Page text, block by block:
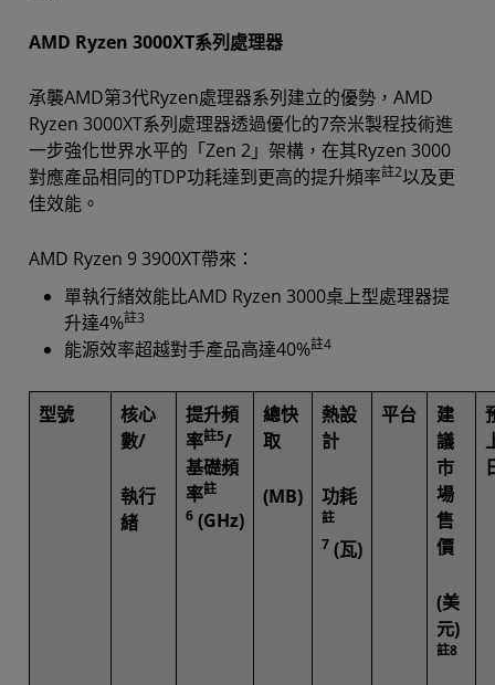
AMD Ryzen 3000XT系列處理器
承襲AMD第3代Ryzen處理器系列建立的優勢，AMD
Ryzen 3000XT系列處理器透過優化的7奈米製程技術進
一步強化世界水平的「Zen 2」架構，在其Ryzen 3000
對應產品相同的TDP功耗達到更高的提升頻率註2以及更
佳效能。
AMD Ryzen 9 3900XT帶來：
單執行緒效能比AMD Ryzen 3000桌上型處理器提
升達4%註3
能源效率超越對手產品高達40%註4
型號
核心
數/
執行
緒
提升頻
率註5/
基礎頻
率註
6 (GHz)
總快
取
(MB)
熱設
計
功耗
註
7 (瓦)
平台
建
議
市
場
售
價
(美
元)
註8